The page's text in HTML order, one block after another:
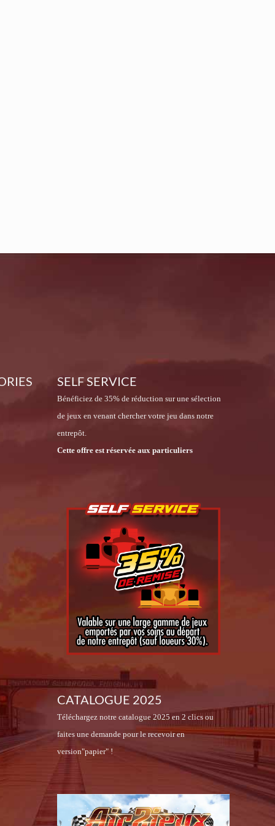
SELF SERVICE
Bénéficiez de 35% de réduction sur une sélection
de jeux en venant chercher votre jeu dans notre
entrepôt.
Cette offre est réservée aux particuliers
CATALOGUE 2025
Téléchargez notre catalogue 2025 en 2 clics ou
faites une demande pour le recevoir en
version"papier" !